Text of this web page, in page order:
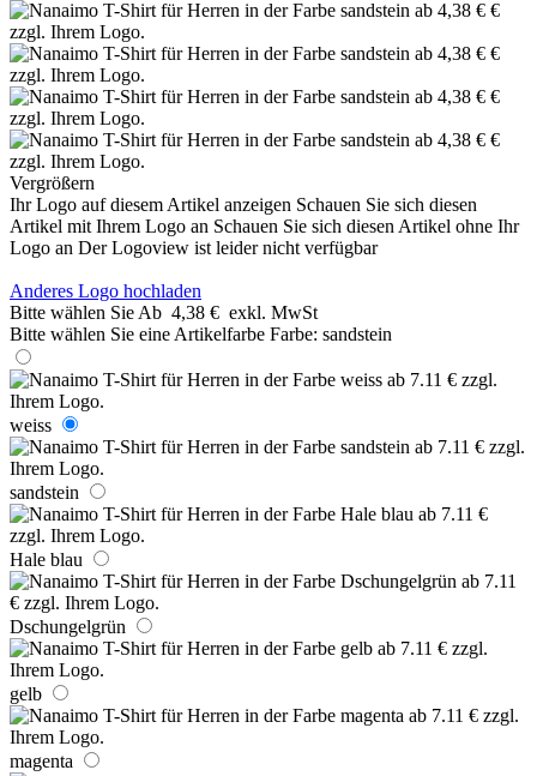
Vergrößern
Ihr Logo auf diesem Artikel anzeigen Schauen Sie sich diesen
Artikel mit Ihrem Logo an Schauen Sie sich diesen Artikel ohne Ihr
Logo an Der Logoview ist leider nicht verfügbar
Anderes Logo hochladen
Bitte wählen Sie Ab 4,38 € exkl. MwSt
Bitte wählen Sie eine Artikelfarbe Farbe: sandstein
weiss
sandstein
Hale blau
Dschungelgrün
gelb
magenta